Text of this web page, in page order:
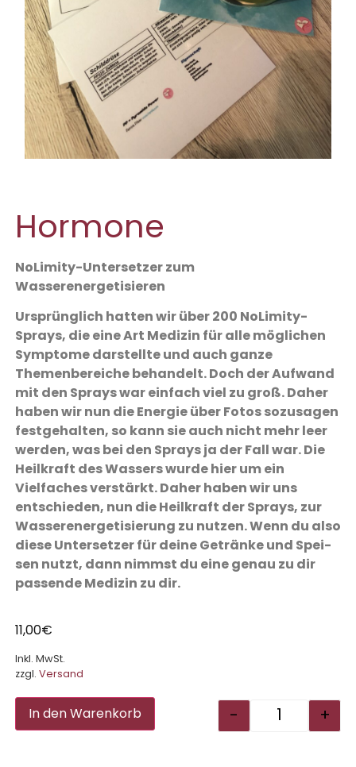
Hormone
NoLimity-Untersetzer zum
Wasserenergetisieren
Ursprünglich hatten wir über 200 NoLimity-
Sprays, die eine Art Medizin für alle möglichen
Symptome darstellte und auch ganze
Themenbereiche behandelt. Doch der Aufwand
mit den Sprays war einfach viel zu groß. Daher
haben wir nun die Energie über Fotos sozusagen
festgehalten, so kann sie auch nicht mehr leer
werden, was bei den Sprays ja der Fall war. Die
Heilkraft des Wassers wurde hier um ein
Vielfaches verstärkt. Daher haben wir uns
entschieden, nun die Heilkraft der Sprays, zur
Wasser­ener­ge­tisierung zu nutzen. Wenn du also
diese Untersetzer für deine Getränke und Spei­
sen nutzt, dann nimmst du eine genau zu dir
passende Medizin zu dir.
11,00€
Inkl. MwSt.
zzgl. Versand
- +
In den Warenkorb Alternative: